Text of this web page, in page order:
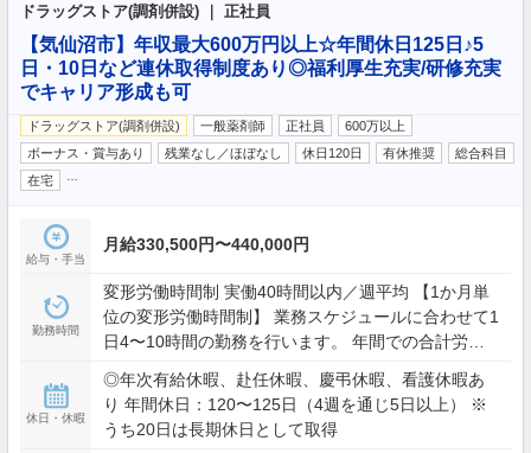
ドラッグストア(調剤併設) ｜ 正社員
【気仙沼市】年収最大600万円以上☆年間休日125日♪5
日・10日など連休取得制度あり◎福利厚生充実/研修充実
でキャリア形成も可
ドラッグストア(調剤併設) 一般薬剤師 正社員
600万以上
ボーナス・賞与あり
残業なし／ほぼなし 休日120日 有休推奨
総合科目
在宅
給与・手当
月給330,500円〜440,000円
勤務時間
変形労働時間制 実働40時間以内／週平均 【1か月単
位の変形労働時間制】 業務スケジュールに合わせて1
日4〜10時間の勤務を行います。 年間での合計労働
休日・休暇
◎年次有給休暇、赴任休暇、慶弔休暇、看護休暇あ
り 年間休日：120〜125日（4週を通じ5日以上） ※
うち20日は長期休日として取得